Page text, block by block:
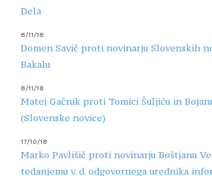
Dela
8/11/18
Domen Savič proti novinarju Slovenskih
Bakalu
8/11/18
Matej Gačnik proti Tomici Šuljiću in
(Slovenske novice)
17/10/18
Marko Pavlišič proti novinarju Boštjanu
tedanjemu v. d. odgovornega urednika